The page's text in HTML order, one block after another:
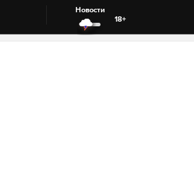
Новости
18+